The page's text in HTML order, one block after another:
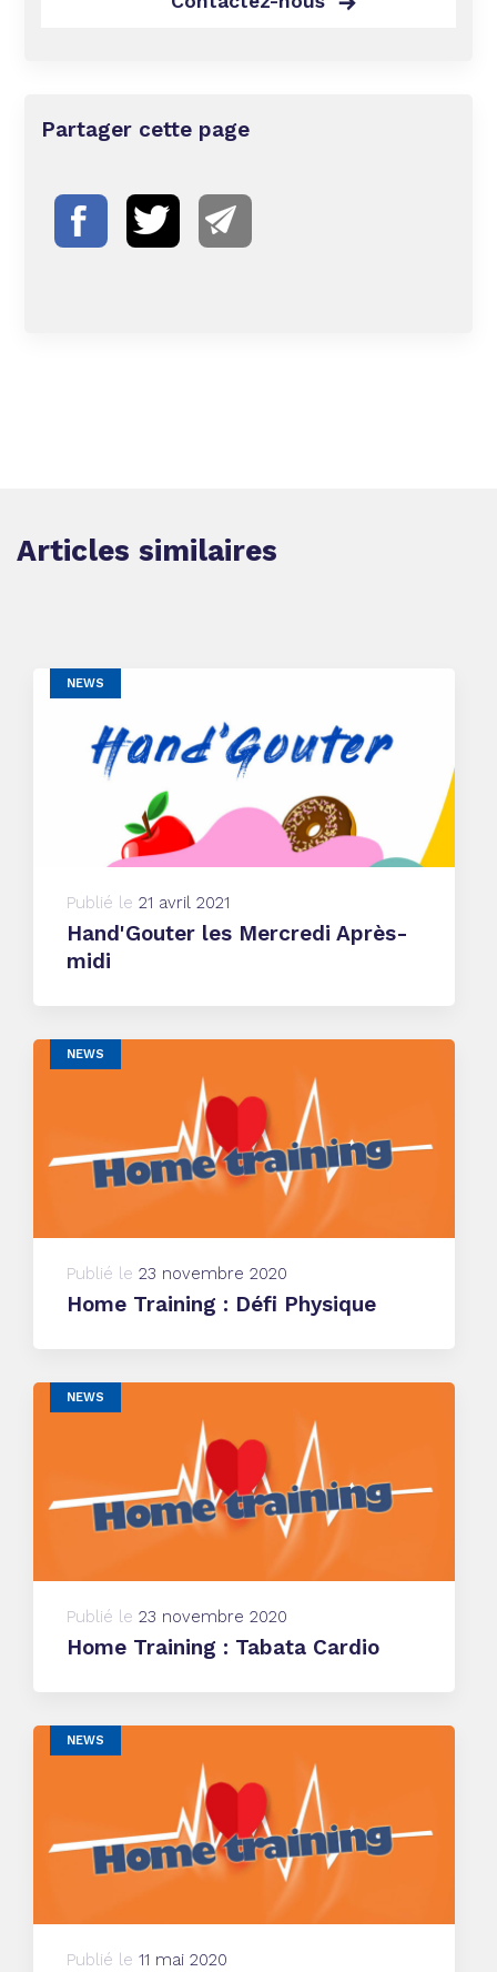
Partager cette page
Articles similaires
NEWS
Publié le 21 avril 2021
Hand'Gouter les Mercredi Après-
midi
NEWS
Publié le 23 novembre 2020
Home Training : Défi Physique
NEWS
Publié le 23 novembre 2020
Home Training : Tabata Cardio
NEWS
Publié le 11 mai 2020